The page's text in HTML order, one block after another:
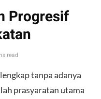
Progresif
read
tanpa adanya
prasyaratan utama